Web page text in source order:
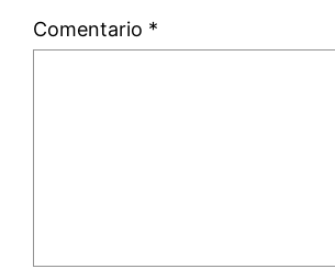
Comentario *